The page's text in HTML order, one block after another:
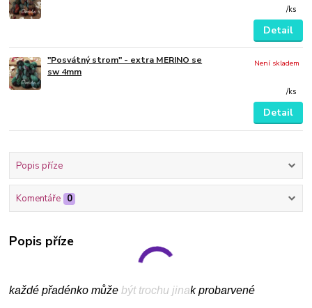
/ks
Detail
"Posvátný strom" - extra MERINO se
sw 4mm
/ks
Není skladem
Detail
Popis příze
Komentáře 0
Popis příze
každé přadénko může být trochu jinak probarvené